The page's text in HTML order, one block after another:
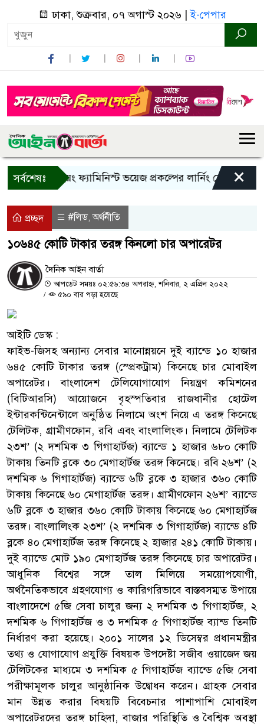
ঢাকা, শুক্রবার, ০৭ অগাস্ট ২০২৬ |ই-পেপার
সর্বশেষঃ
বান্দরবানে ইয়ং ফ্যামিনিস্ট ভয়েজ প্রকল্পের লার্নিং শেয়ারিং×
প্রচ্ছদ #লিড,অর্থনীতি
১০৬৪৫ কোটি টাকার তরঙ্গ কিনলো চার অপারেটর
দৈনিক আইন বার্তা
আপডেট সময়ঃ ০২:৫৬:৩৪ অপরাহ্ন, শনিবার, ২ এপ্রিল ২০২২
/
৫৯০ বার পড়া হয়েছে
আইটি ডেস্ক :
ফাইভ-জিসহ অন্যান্য সেবার মানোন্নয়নে দুই ব্যান্ডে ১০ হাজার
৬৪৫ কোটি টাকার তরঙ্গ (স্প্রেকট্রাম) কিনেছে চার মোবাইল
অপারেটর। বাংলাদেশ টেলিযোগাযোগ নিয়ন্ত্রণ কমিশনের
(বিটিআরসি) আয়োজনে বৃহস্পতিবার রাজধানীর হোটেল
ইন্টারকন্টিনেন্টালে অনুষ্ঠিত নিলামে অংশ নিয়ে এ তরঙ্গ কিনেছে
টেলিটক, গ্রামীণফোন, রবি এবং বাংলালিংক। নিলামে টেলিটক
২৩শ’ (২ দশমিক ৩ গিগাহার্টজ) ব্যান্ডে ১ হাজার ৬৮০ কোটি
টাকায় তিনটি ব্লকে ৩০ মেগাহার্টজ তরঙ্গ কিনেছে। রবি ২৬শ’ (২
দশমিক ৬ গিগাহার্টজ) ব্যান্ডে ৬টি ব্লকে ৩ হাজার ৩৬০ কোটি
টাকায় কিনেছে ৬০ মেগাহার্টজ তরঙ্গ। গ্রামীণফোন ২৬শ’ ব্যান্ডে
৬টি ব্লকে ৩ হাজার ৩৬০ কোটি টাকায় কিনেছে ৬০ মেগাহার্টজ
তরঙ্গ। বাংলালিংক ২৩শ’ (২ দশমিক ৩ গিগাহার্টজ) ব্যান্ডে ৪টি
ব্লকে ৪০ মেগাহার্টজ তরঙ্গ কিনেছে ২ হাজার ২৪১ কোটি টাকায়।
দুই ব্যান্ডে মোট ১৯০ মেগাহার্টজ তরঙ্গ কিনেছে চার অপারেটর।
আধুনিক বিশ্বের সঙ্গে তাল মিলিয়ে সময়োপযোগী,
অর্থনৈতিকভাবে গ্রহণযোগ্য ও কারিগরিভাবে বাস্তবসম্মত উপায়ে
বাংলাদেশে ৫জি সেবা চালুর জন্য ২ দশমিক ৩ গিগাহার্টজ, ২
দশমিক ৬ গিগাহার্টজ ও ৩ দশমিক ৫ গিগাহার্টজ ব্যান্ড তিনটি
নির্ধারণ করা হয়েছে। ২০০১ সালের ১২ ডিসেম্বর প্রধানমন্ত্রীর
তথ্য ও যোগাযোগ প্রযুক্তি বিষয়ক উপদেষ্টা সজীব ওয়াজেদ জয়
টেলিটকের মাধ্যমে ৩ দশমিক ৫ গিগাহার্টজ ব্যান্ডে ৫জি সেবা
পরীক্ষামূলক চালুর আনুষ্ঠানিক উদ্বোধন করেন। গ্রাহক সেবার
মান উন্নত করার বিষয়টি বিবেচনার পাশাপাশি মোবাইল
অপারেটরদের তরঙ্গ চাহিদা, বাজার পরিস্থিতি ও বৈশ্বিক অবস্থা